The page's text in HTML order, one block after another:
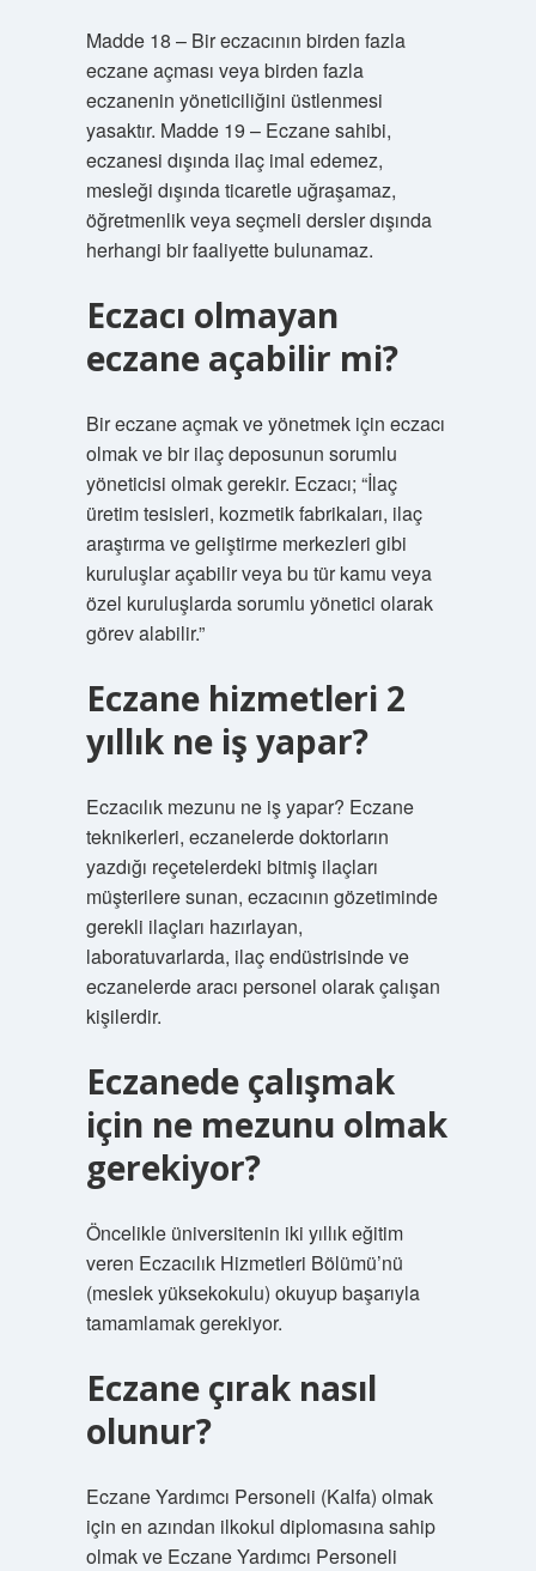
Madde 18 – Bir eczacının birden fazla
eczane açması veya birden fazla
eczanenin yöneticiliğini üstlenmesi
yasaktır. Madde 19 – Eczane sahibi,
eczanesi dışında ilaç imal edemez,
mesleği dışında ticaretle uğraşamaz,
öğretmenlik veya seçmeli dersler dışında
herhangi bir faaliyette bulunamaz.
Eczacı olmayan
eczane açabilir mi?
Bir eczane açmak ve yönetmek için eczacı
olmak ve bir ilaç deposunun sorumlu
yöneticisi olmak gerekir. Eczacı; “İlaç
üretim tesisleri, kozmetik fabrikaları, ilaç
araştırma ve geliştirme merkezleri gibi
kuruluşlar açabilir veya bu tür kamu veya
özel kuruluşlarda sorumlu yönetici olarak
görev alabilir.”
Eczane hizmetleri 2
yıllık ne iş yapar?
Eczacılık mezunu ne iş yapar? Eczane
teknikerleri, eczanelerde doktorların
yazdığı reçetelerdeki bitmiş ilaçları
müşterilere sunan, eczacının gözetiminde
gerekli ilaçları hazırlayan,
laboratuvarlarda, ilaç endüstrisinde ve
eczanelerde aracı personel olarak çalışan
kişilerdir.
Eczanede çalışmak
için ne mezunu olmak
gerekiyor?
Öncelikle üniversitenin iki yıllık eğitim
veren Eczacılık Hizmetleri Bölümü’nü
(meslek yüksekokulu) okuyup başarıyla
tamamlamak gerekiyor.
Eczane çırak nasıl
olunur?
Eczane Yardımcı Personeli (Kalfa) olmak
için en azından ilkokul diplomasına sahip
olmak ve Eczane Yardımcı Personeli